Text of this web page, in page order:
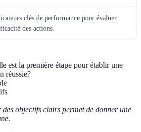
clés de performance pour évaluer
des actions.
est la première étape pour établir une
réussie?
objectifs clairs permet de donner une